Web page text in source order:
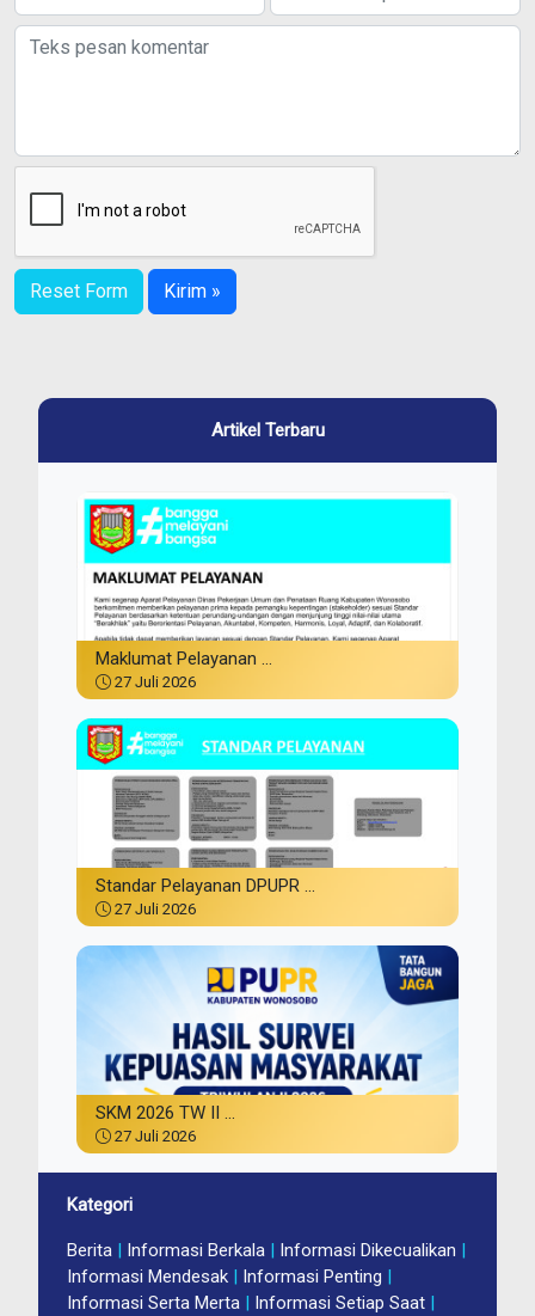
Reset Form Kirim »
Artikel Terbaru
Maklumat Pelayanan ...
27 Juli 2026
Standar Pelayanan DPUPR ...
27 Juli 2026
SKM 2026 TW II ...
27 Juli 2026
Kategori
Berita | Informasi Berkala | Informasi Dikecualikan |
Informasi Mendesak | Informasi Penting |
Informasi Serta Merta | Informasi Setiap Saat |